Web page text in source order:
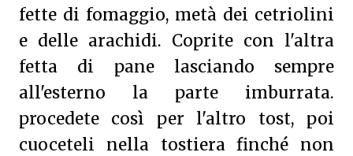
fette di fomaggio, metà dei cetriolini
e delle arachidi. Coprite con l'altra
fetta di pane lasciando sempre
all'esterno la parte imburrata.
procedete così per l'altro tost, poi
cuoceteli nella tostiera finché non